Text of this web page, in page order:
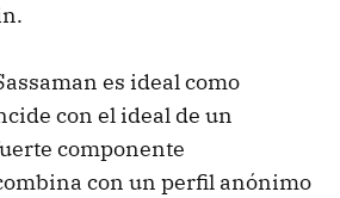
es ideal como
con el ideal de un
componente
con un perfil anónimo